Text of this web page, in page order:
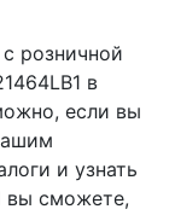
розничной
в
если вы
и узнать
вы сможете,